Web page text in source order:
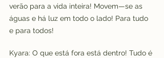
verão para a vida inteira! Movem—se as
águas e há luz em todo o lado! Para tudo
e para todos!
Kyara: O que está fora está dentro! Tudo é